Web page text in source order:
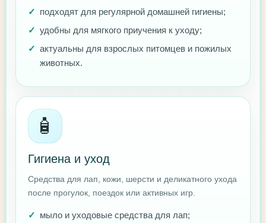
подходят для регулярной домашней гигиены;
удобны для мягкого приучения к уходу;
актуальны для взрослых питомцев и пожилых
животных.
🧴
Гигиена и уход
Средства для лап, кожи, шерсти и деликатного ухода
после прогулок, поездок или активных игр.
мыло и уходовые средства для лап;